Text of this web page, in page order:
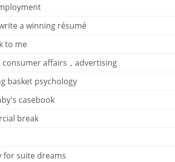
a winning résumé
to me
consumer affairs，advertising
basket psychology
casebook
break
for suite dreams